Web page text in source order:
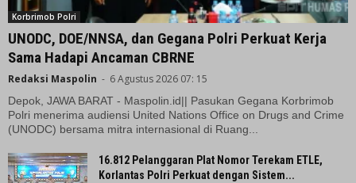
Korbrimob Polri
UNODC, DOE/NNSA, dan Gegana Polri Perkuat Kerja
Sama Hadapi Ancaman CBRNE
Redaksi Maspolin - 6 Agustus 2026 07: 15
Depok, JAWA BARAT - Maspolin.id|| Pasukan Gegana Korbrimob
Polri menerima audiensi United Nations Office on Drugs and Crime
(UNODC) bersama mitra internasional di Ruang...
16.812 Pelanggaran Plat Nomor Terekam ETLE,
Korlantas Polri Perkuat dengan Sistem...